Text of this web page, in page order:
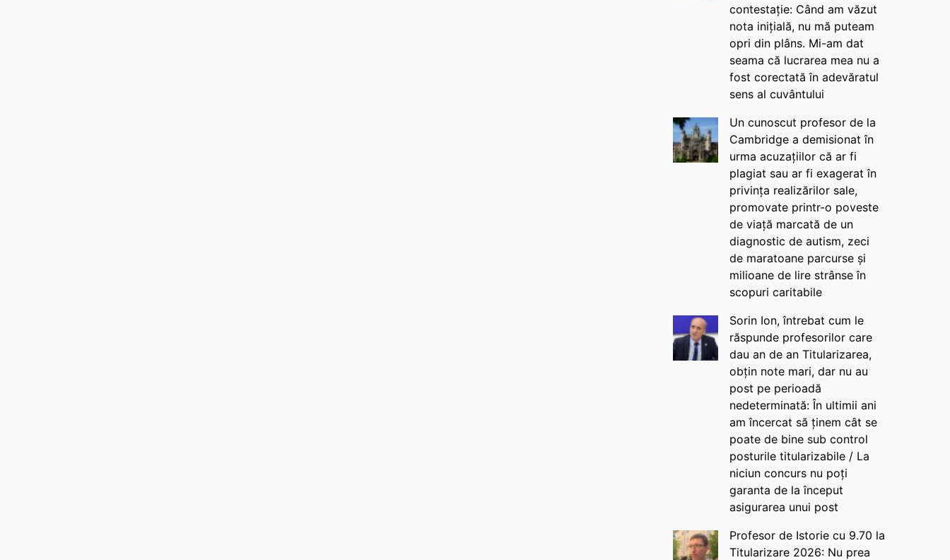
contestație: Când am văzut
nota inițială, nu mă puteam
opri din plâns. Mi-am dat
seama că lucrarea mea nu a
fost corectată în adevăratul
sens al cuvântului
Un cunoscut profesor de la
Cambridge a demisionat în
urma acuzațiilor că ar fi
plagiat sau ar fi exagerat în
privința realizărilor sale,
promovate printr-o poveste
de viață marcată de un
diagnostic de autism, zeci
de maratoane parcurse și
milioane de lire strânse în
scopuri caritabile
Sorin Ion, întrebat cum le
răspunde profesorilor care
dau an de an Titularizarea,
obțin note mari, dar nu au
post pe perioadă
nedeterminată: În ultimii ani
am încercat să ținem cât se
poate de bine sub control
posturile titularizabile / La
niciun concurs nu poți
garanta de la început
asigurarea unui post
Profesor de Istorie cu 9.70 la
Titularizare 2026: Nu prea